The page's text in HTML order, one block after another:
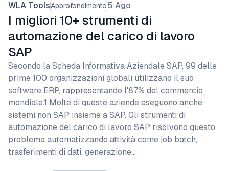
WLA ToolsApprofondimento5 Ago
I migliori 10+ strumenti di
automazione del carico di lavoro
SAP
Secondo la Scheda Informativa Aziendale SAP, 99 delle
prime 100 organizzazioni globali utilizzano il suo
software ERP, rappresentando l'87% del commercio
mondiale.1 Molte di queste aziende eseguono anche
sistemi non SAP insieme a SAP. Gli strumenti di
automazione del carico di lavoro SAP risolvono questo
problema automatizzando attività come job batch,
trasferimenti di dati, generazione…